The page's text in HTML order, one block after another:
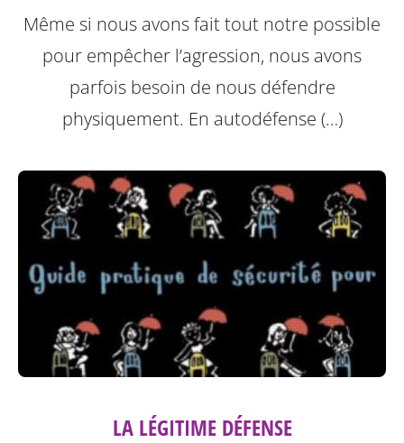
Même si nous avons fait tout notre possible
pour empêcher l’agression, nous avons
parfois besoin de nous défendre
physiquement. En autodéfense (…)
LA LÉGITIME DÉFENSE